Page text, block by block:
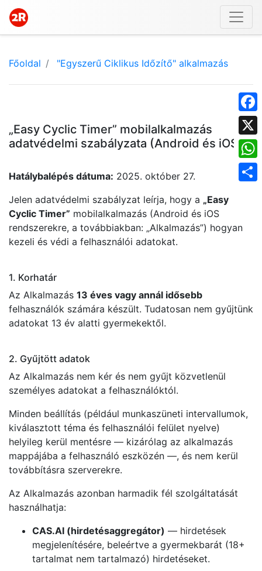
X
Főoldal "Egyszerű Ciklikus Időzítő" alkalmazás
„Easy Cyclic Timer” mobilalkalmazás
adatvédelmi szabályzata (Android és iOS)
Hatálybalépés dátuma: 2025. október 27.
Jelen adatvédelmi szabályzat leírja, hogy a „Easy
Cyclic Timer” mobilalkalmazás (Android és iOS
rendszerekre, a továbbiakban: „Alkalmazás”) hogyan
kezeli és védi a felhasználói adatokat.
1. Korhatár
Az Alkalmazás 13 éves vagy annál idősebb
felhasználók számára készült. Tudatosan nem gyűjtünk
adatokat 13 év alatti gyermekektől.
2. Gyűjtött adatok
Az Alkalmazás nem kér és nem gyűjt közvetlenül
személyes adatokat a felhasználóktól.
Minden beállítás (például munkaszüneti intervallumok,
kiválasztott téma és felhasználói felület nyelve)
helyileg kerül mentésre — kizárólag az alkalmazás
mappájába a felhasználó eszközén —, és nem kerül
továbbításra szerverekre.
Az Alkalmazás azonban harmadik fél szolgáltatását
használhatja:
CAS.AI (hirdetésaggregátor) — hirdetések
megjelenítésére, beleértve a gyermekbarát (18+
tartalmat nem tartalmazó) hirdetéseket.